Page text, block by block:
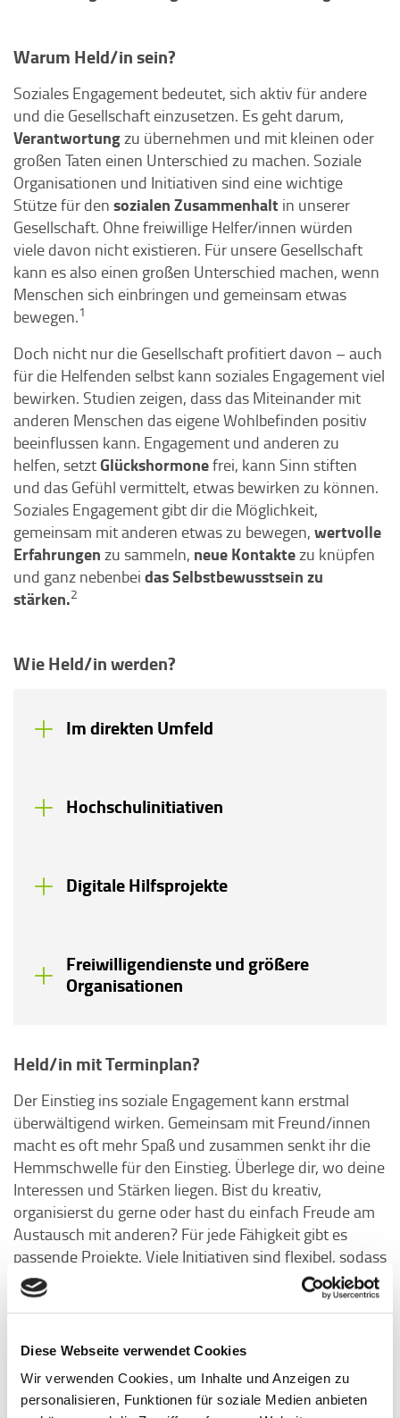
Diese Webseite verwendet Cookies
Wir verwenden Cookies, um Inhalte und Anzeigen zu
personalisieren, Funktionen für soziale Medien anbieten
Warum Held/in sein?
Soziales Engagement bedeutet, sich aktiv für andere
und die Gesellschaft einzusetzen. Es geht darum,
Verantwortungzu übernehmen und mit kleinen oder
großen Taten einen Unterschied zu machen. Soziale
Organisationen und Initiativen sind eine wichtige
Stütze für den sozialen Zusammenhalt in unserer
Gesellschaft. Ohne freiwillige Helfer/innen würden
viele davon nicht existieren. Für unsere Gesellschaft
kann es also einen großen Unterschied machen, wenn
Menschen sich einbringen und gemeinsam etwas
bewegen.1
Doch nicht nur die Gesellschaft profitiert davon – auch
für die Helfenden selbst kann soziales Engagement viel
bewirken. Studien zeigen, dass das Miteinander mit
anderen Menschen das eigene Wohlbefinden positiv
beeinflussen kann. Engagement und anderen zu
helfen, setztGlückshormonefrei, kann Sinn stiften
und das Gefühl vermittelt, etwas bewirken zu können.
Soziales Engagement gibt dir die Möglichkeit,
gemeinsam mit anderen etwas zu bewegen, wertvolle
Erfahrungen zu sammeln, neue Kontaktezu knüpfen
und ganz nebenbei das Selbstbewusstsein zu
stärken.2
Wie Held/in werden?
Im direkten Umfeld
Hochschulinitiativen
Digitale Hilfsprojekte
Freiwilligendienste und größere
Organisationen
Held/in mit Terminplan?
Der Einstieg ins soziale Engagement kann erstmal
überwältigend wirken. Gemeinsam mit Freund/innen
macht es oft mehr Spaß und zusammen senkt ihr die
Hemmschwelle für den Einstieg. Überlege dir, wo deine
Interessen und Stärken liegen. Bist du kreativ,
organisierst du gerne oder hast du einfach Freude am
Austausch mit anderen? Für jede Fähigkeit gibt es
passende Projekte. Viele Initiativen sind flexibel, sodass
du erstmal reinschnuppern kannst, ohne gleich große
Verantwortung zu übernehmen. Auch der Zeitaufwand
können viel bewirken. Wenn du noch nicht weißt, wo
du anfangen möchtest, schau doch mal auf
Ehrenamtsbörsen oder bei Uni-Projekten vorbei. Dort
findest du sicher eine Möglichkeit, die zu dir passt!